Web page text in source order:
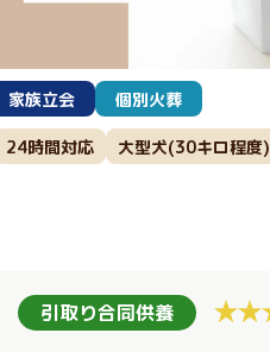
家族立会 個別火葬
24時間対応 大型犬(30キロ程度)
引取り合同供養